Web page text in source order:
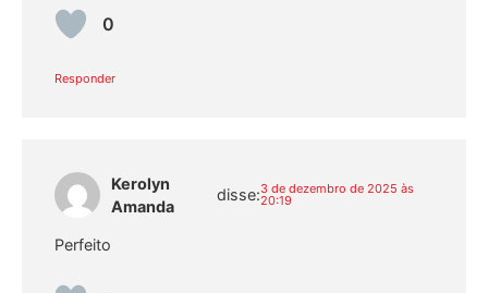
0
Responder
Kerolyn
Amanda
disse:3 de dezembro de 2025 às
20:19
Perfeito